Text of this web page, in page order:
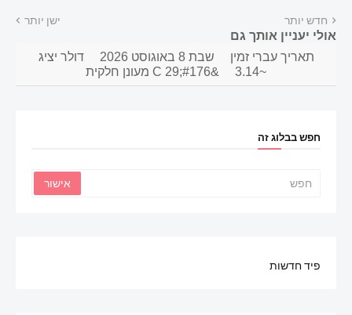
חדש יותר ישן יותר
אולי יעניין אותך גם
תאריך עברי זמין שבת 8 באוגוסט 2026
דולר יציג
~3.14
&#176;C 29 מעונן חלקית
חפש בבלוג זה
פיד חדשות